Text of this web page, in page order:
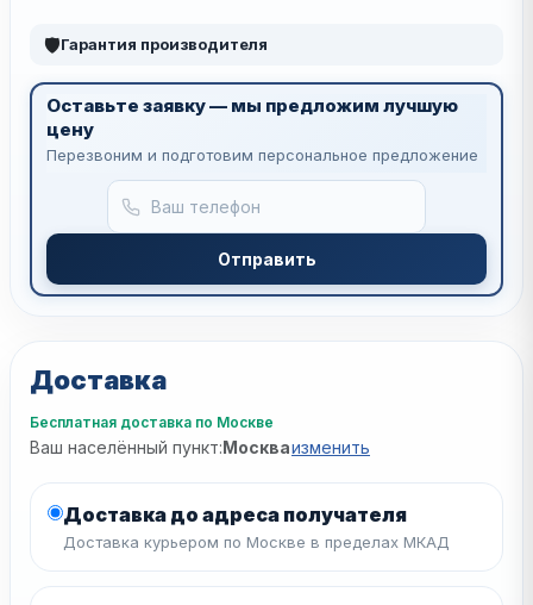
🛡Гарантия производителя
Оставьте заявку — мы предложим лучшую
цену
Перезвоним и подготовим персональное предложение
Отправить
Доставка
Бесплатная доставка по Москве
Ваш населённый пункт:Москваизменить
Доставка до адреса получателя
Доставка курьером по Москве в пределах МКАД